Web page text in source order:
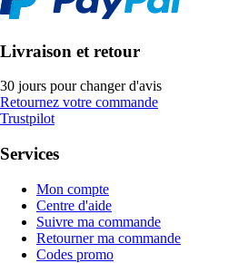
Livraison et retour
30 jours pour changer d'avis
Retournez votre commande
Trustpilot
Services
Mon compte
Centre d'aide
Suivre ma commande
Retourner ma commande
Codes promo